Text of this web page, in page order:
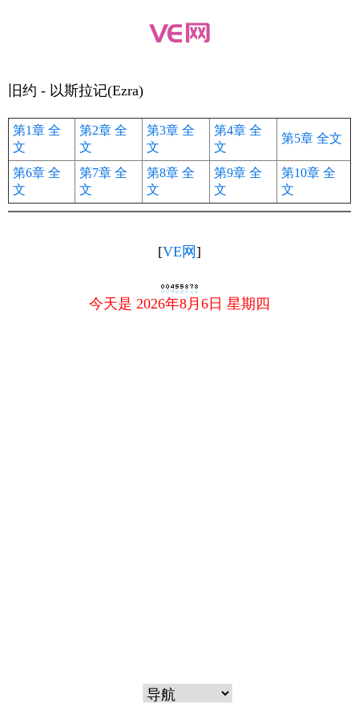
旧约 - 以斯拉记(Ezra)
第1章 全
文
第2章 全
文
第3章 全
文
第4章 全
文
第5章 全文
第6章 全
文
第7章 全
文
第8章 全
文
第9章 全
文
第10章 全
文
[VE网 ]
今天是 2026年8月6日 星期四